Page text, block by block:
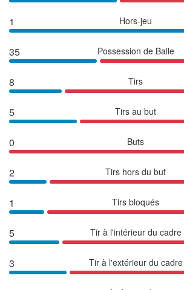
1 Hors-jeu
35 Possession de Balle
8 Tirs
5 Tirs au but
0 Buts
2 Tirs hors du but
1 Tirs bloqués
5 Tir à l'intérieur du cadre
3 Tir à l'extérieur du cadre